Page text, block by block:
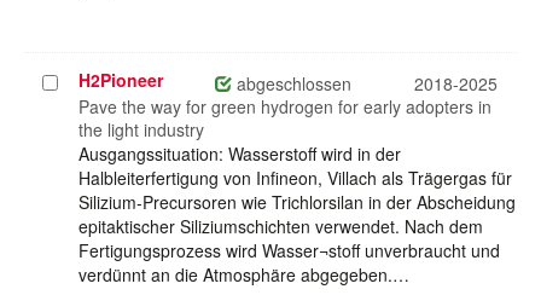
Projekt
auswählen
H2Pioneer abgeschlossen
2018-2025
Pave the way for green hydrogen for early adopters in
the light industry
Ausgangssituation: Wasserstoff wird in der
Halbleiterfertigung von Infineon, Villach als Trägergas für
Silizium-Precursoren wie Trichlorsilan in der Abscheidung
epitaktischer Siliziumschichten verwendet. Nach dem
Fertigungsprozess wird Wasser¬stoff unverbraucht und
verdünnt an die Atmosphäre abgegeben.…